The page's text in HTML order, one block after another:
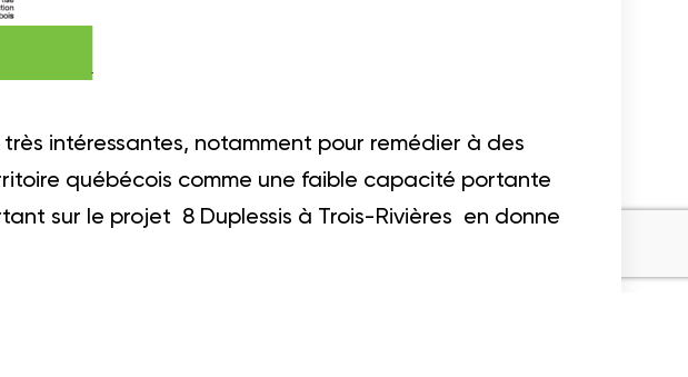
très intéressantes, notamment pour remédier à des
québécois comme une faible capacité portante
sur le projet 8 Duplessis à Trois-Rivières en donne